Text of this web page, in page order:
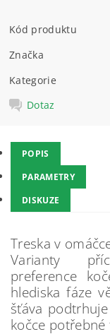
Kód produktu
Značka
Kategorie
Dotaz
POPIS
PARAMETRY
DISKUZE
Treska v
Varianty
preference
hlediska fáze
šťáva
kočce potřebné